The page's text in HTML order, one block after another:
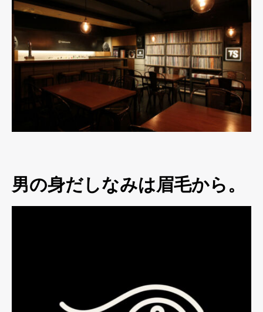
男の身だしなみは眉毛から。